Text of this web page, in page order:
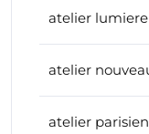
atelier lumiere
atelier
atelier parisien